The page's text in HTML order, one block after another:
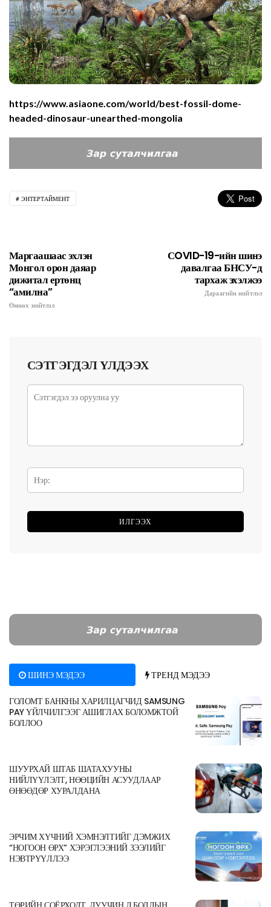
https://www.asiaone.com/world/best-fossil-dome-
headed-dinosaur-unearthed-mongolia
ЭНТЕРТАЙМЕНТ
Маргаашаас эхлэн
Монгол орон даяар
дижитал ертөнц
“амилна”
Өмнөх нийтлэл
СOVID-19-ийн шинэ
давалгаа БНСУ-д
тархаж эхэлжээ
Дараагийн нийтлэл
СЭТГЭГДЭЛ ҮЛДЭЭХ
ШИНЭ МЭДЭЭ ТРЕНД МЭДЭЭ
ГОЛОМТ БАНКНЫ ХАРИЛЦАГЧИД SAMSUNG
PAY ҮЙЛЧИЛГЭЭГ АШИГЛАХ БОЛОМЖТОЙ
БОЛЛОО
ШУУРХАЙ ШТАБ ШАТАХУУНЫ
НИЙЛҮҮЛЭЛТ, НӨӨЦИЙН АСУУДЛААР
ӨНӨӨДӨР ХУРАЛДАНА
ЭРЧИМ ХҮЧНИЙ ХЭМНЭЛТИЙГ ДЭМЖИХ
“НОГООН ӨРХ” ХЭРЭГЛЭЭНИЙ ЗЭЭЛИЙГ
НЭВТРҮҮЛЛЭЭ